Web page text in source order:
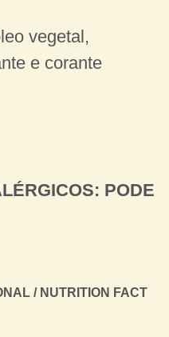
vegetal,
e corante
PODE
/ NUTRITION FACT